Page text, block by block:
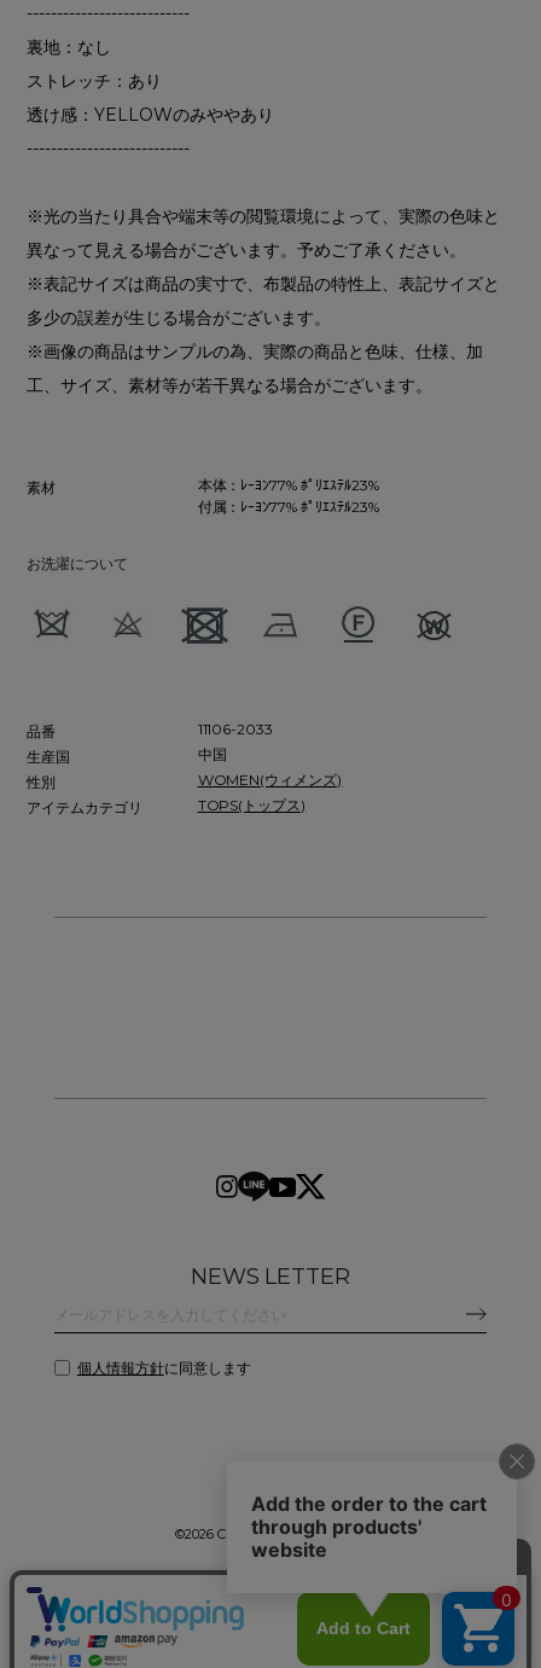
---------------------------
裏地：なし
ストレッチ：あり
透け感：YELLOWのみややあり
---------------------------
※光の当たり具合や端末等の閲覧環境によって、実際の色味と
異なって見える場合がございます。予めご了承ください。
※表記サイズは商品の実寸で、布製品の特性上、表記サイズと
多少の誤差が生じる場合がございます。
※画像の商品はサンプルの為、実際の商品と色味、仕様、加
工、サイズ、素材等が若干異なる場合がございます。
素材
本体：ﾚｰﾖﾝ77% ﾎﾟﾘｴｽﾃﾙ23%
付属：ﾚｰﾖﾝ77% ﾎﾟﾘｴｽﾃﾙ23%
お洗濯について
品番
11106-2033
生産国
中国
性別
WOMEN(ウィメンズ)
アイテムカテゴリ
TOPS(トップス)
NEWS LETTER
個人情報方針に同意します
©2026 CLANE DESIGN CO.,LTD